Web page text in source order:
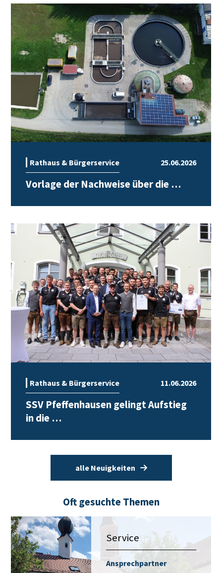
25.06.2026
Rathaus & Bürgerservice
Vorlage der Nachweise über die …
11.06.2026
Rathaus & Bürgerservice
SSV Pfeffenhausen gelingt Aufstieg
in die …
alle Neuigkeiten
Oft gesuchte Themen
Service
Ansprechpartner